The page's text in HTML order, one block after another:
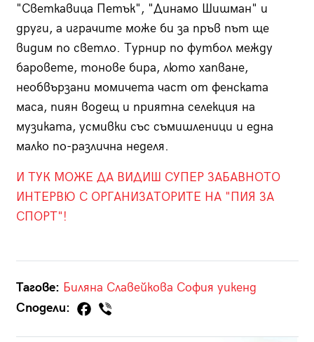
"Светкавица Петък", "Динамо Шишман" и
други, а играчите може би за пръв път ще
видим по светло. Турнир по футбол между
баровете, тонове бира, люто хапване,
необвързани момичета част от фенската
маса, пиян водещ и приятна селекция на
музиката, усмивки със съмишленици и една
малко по-различна неделя.
И ТУК МОЖЕ ДА ВИДИШ СУПЕР ЗАБАВНОТО
ИНТЕРВЮ С ОРГАНИЗАТОРИТЕ НА "ПИЯ ЗА
СПОРТ"!
Тагове: Биляна Славейкова София уикенд
Сподели: